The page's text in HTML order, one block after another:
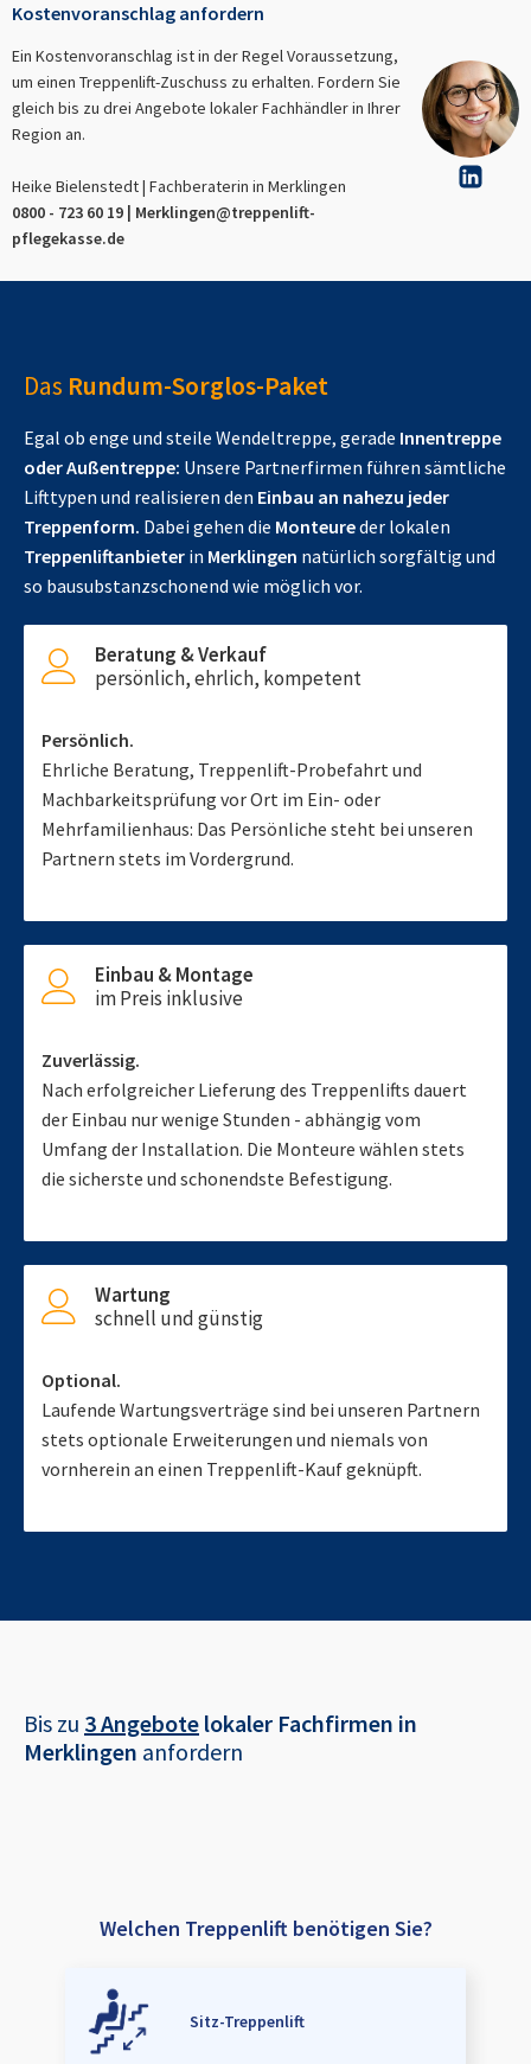
Kostenvoranschlag anfordern
Ein Kostenvoranschlag ist in der Regel Voraussetzung,
um einen Treppenlift-Zuschuss zu erhalten. Fordern Sie
gleich bis zu drei Angebote lokaler Fachhändler in Ihrer
Region an.
Heike Bielenstedt | Fachberaterin in Merklingen
0800 - 723 60 19 | Merklingen@treppenlift-
pflegekasse.de
Das Rundum-Sorglos-Paket
Egal ob enge und steile Wendeltreppe, gerade Innentreppe
oder Außentreppe: Unsere Partnerfirmen führen sämtliche
Lifttypen und realisieren den Einbau an nahezu jeder
Treppenform. Dabei gehen die Monteureder lokalen
Treppenliftanbieter in Merklingen natürlich sorgfältig und
so bausubstanzschonend wie möglich vor.
Beratung & Verkauf
persönlich, ehrlich, kompetent
Persönlich.
Ehrliche Beratung, Treppenlift-Probefahrt und
Machbarkeitsprüfung vor Ort im Ein- oder
Mehrfamilienhaus: Das Persönliche steht bei unseren
Partnern stets im Vordergrund.
Einbau & Montage
im Preis inklusive
Zuverlässig.
Nach erfolgreicher Lieferung des Treppenlifts dauert
der Einbau nur wenige Stunden - abhängig vom
Umfang der Installation. Die Monteure wählen stets
die sicherste und schonendste Befestigung.
Wartung
schnell und günstig
Optional.
Laufende Wartungsverträge sind bei unseren Partnern
stets optionale Erweiterungen und niemals von
vornherein an einen Treppenlift-Kauf geknüpft.
Bis zu 3 Angebote lokaler Fachfirmen in
Merklingen anfordern
Welchen Treppenlift benötigen Sie?
Sitz-Treppenlift